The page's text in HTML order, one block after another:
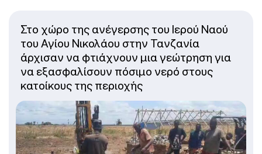
Στο χώρο της ανέγερσης του Ιερού Ναού
του Αγίου Νικολάου στην Τανζανία
άρχισαν να φτιάχνουν μια γεώτρηση για
να εξασφαλίσουν πόσιμο νερό στους
κατοίκους της περιοχής